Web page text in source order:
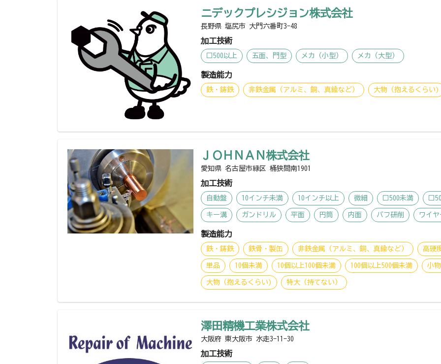
ニデックプレシジョン株式会社
長野県 塩尻市 大門六番町3-48
加工技術
□500以上 五面、門型 メカ（小型） メカ（大型）
製造能力
鉄・鋳鉄 非鉄金属（アルミ、銅、真鍮など） 大物（抱えるくらい)
ＪＯＨＮＡＮ株式会社
愛知県 名古屋市緑区 桶狭間南1901
加工技術
自動盤 10インチ未満 10インチ以上 微細 □500未満
キー溝 ガンドリル 平面 円筒 内面 バフ研削 ワイヤ
製造能力
鉄・鋳鉄 鉄骨・製缶 非鉄金属（アルミ、銅、真鍮など） 高硬
単品 10個未満 10個以上100個未満 100個以上500個未満 小
大物（抱えるくらい) 特大（持てない）
澤田精機工業株式会社
大阪府 東大阪市 水走3-11-30
加工技術